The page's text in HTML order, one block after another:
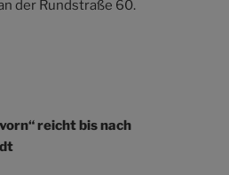
der Rundstraße 60.
reicht bis nach